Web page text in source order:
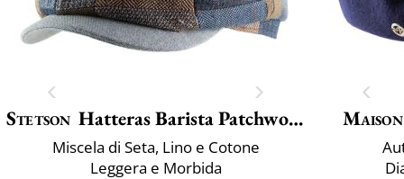
Stetson Hatteras Barista Patchwork
Miscela di Seta, Lino e Cotone
Leggera e Morbida